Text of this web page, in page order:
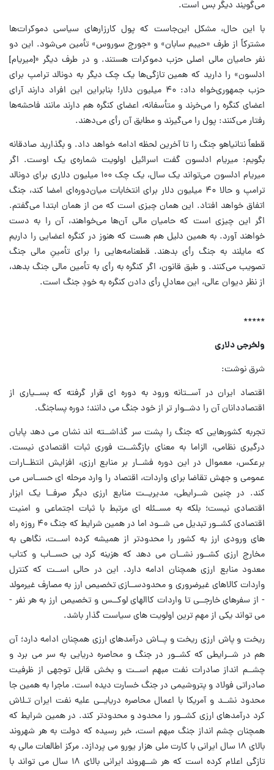
می‌گویند دیگر بس است.
با این حال، مشکل این‌جاست که پول کارزارهای سیاسی دموکرات‌ها
مشترکاً از طرف «حییم سابان» و «جورج سوروس» تأمین می‌شود. این دو
نفر حامیان مالی اصلی حزب دموکرات هستند. و در طرف دیگر «[میریام]
ادلسون» را دارید که همین تازگی‌ها یک چک دیگر به دونالد ترامپ برای
حزب جمهوری‌خواه داد: ۴۰ میلیون دلار! بنابراین این افراد دارند آرای
اعضای کنگره را می‌خرند و متأسفانه، اعضای کنگره هم دارند مانند فاحشه‌ها
رفتار می‌کنند: پول را می‌گیرند و مطابق آن رأی می‌دهند.
قطعاً نتانیاهو جنگ را تا آخرین لحظه ادامه خواهد داد. و بگذارید صادقانه
بگویم: میریام ادلسون گفت اسرائیل اولویت شماره‌ی یک اوست. اگر
میریام ادلسون می‌تواند یک سال، یک چک ۱۰۰ میلیون دلاری برای دونالد
ترامپ و حالا ۴۰ میلیون دلار برای انتخابات میان‌دوره‌ای امضا کند، جنگ
اتفاق خواهد افتاد. این همان چیزی است که من از همان ابتدا می‌گفتم.
اگر این چیزی است که حامیان مالی آن‌ها می‌خواهند، آن را به دست
خواهند آورد. به همین دلیل هم هست که هنوز در کنگره اعضایی را داریم
که مایلند به جنگ رأی بدهند. قطعنامه‌هایی را برای تأمینِ مالی جنگ
تصویب می‌کنند. و طبق قانون، اگر کنگره به رأی به تأمین مالی جنگ بدهد،
از نظر دیوان عالی، این معادلِ رأی دادن کنگره به خودِ جنگ است.
*****
ولخرجی دلاری
شرق نوشت:
اقتصاد ایران در آســتانه ورود به دوره ای قرار گرفته که بســیاری از
اقتصاددانان آن را دشــوار تر از خود جنگ می دانند؛ دوره پساجنگ.
تجربه کشورهایی که جنگ را پشت سر گذاشــته اند نشان می دهد پایان
درگیری نظامی، الزاما به معنای بازگشــت فوری ثبات اقتصادی نیست.
برعکس، معموال در این دوره فشــار بر منابع ارزی، افزایش انتظــارات
عمومی و جهش تقاضا برای واردات، اقتصاد را وارد مرحله ای حســاس می
کند. در چنین شــرایطی، مدیریــت منابع ارزی دیگر صرفــا یک ابزار
اقتصادی نیست؛ بلکه به مســئله ای مرتبط با ثبات اجتماعی و امنیت
اقتصادی کشــور تبدیل می شــود اما در همین شرایط که جنگ ۴۰ روزه راه
های ورودی ارز به کشور را محدودتر از همیشه کرده اســت، نگاهی به
مخارج ارزی کشــور نشــان می دهد که هزینه کرد بی حســاب و کتاب
معدود منابع ارزی همچنان ادامه دارد. این در حالی اســت که کنترل
واردات کالاهای غیرضروری و محدودســازی تخصیص ارز به مصارف غیرمولد
- از سفرهای خارجــی تا واردات کاالهای لوکــس و تخصیص ارز به هر نفر -
می تواند یکی از مهم ترین اولویت های سیاست گذار باشد.
ریخت و پاش ارزی ریخت و پــاش درآمدهای ارزی همچنان ادامه دارد؛ آن
هم در شــرایطی که کشــور در جنگ و محاصره دریایی به سر می برد و
چشــم انداز صادرات نفت مبهم اســت و بخش قابل توجهی از ظرفیت
صادراتی فولاد و پتروشیمی در جنگ خسارت دیده است. ماجرا به همین جا
محدود نشــد و آمریکا با اعمال محاصره دریایــی علیه نفت ایران تـلاش
کرد درآمدهای ارزی کشــور را محدود و محدودتر کند. در همین شرایط که
همچنان چشم انداز جنگ مبهم است، خبر رسیده که دولت به هر شهروند
بالای ۱۸ سال ایرانی با کارت ملی هزار یورو می پردازد. مرکز اطالعات مالی به
تازگی اعلام کرده است که هر شــهروند ایرانی بالای ۱۸ سال می تواند با